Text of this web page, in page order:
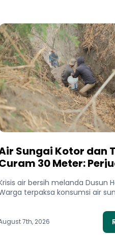
Sungai Kotor dan
30 Meter:
Air Bersih
air bersih melanda Dusun
terpaksa konsumsi air
7th, 2026